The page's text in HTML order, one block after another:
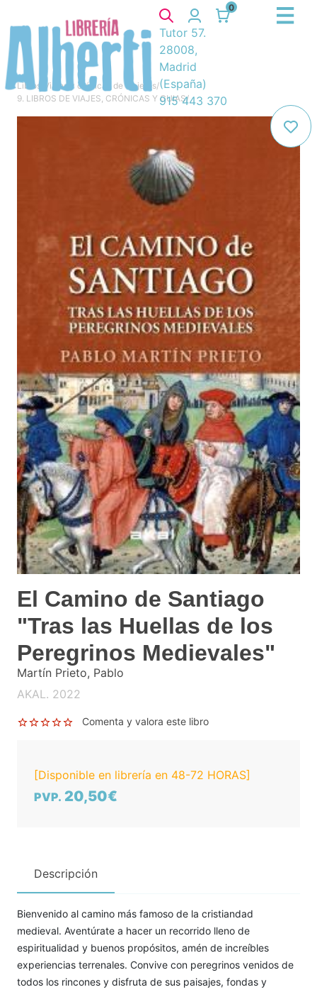
0
Tutor 57.
28008,
Madrid
(España)
915 443 370
Libros Viajes y crónicas de viajeros/
9. LIBROS DE VIAJES, CRÓNICAS Y GUIAS/
El Camino de Santiago
"Tras las Huellas de los
Peregrinos Medievales"
Martín Prieto, Pablo
AKAL. 2022
Comenta y valora este libro
[Disponible en librería en 48-72 HORAS]
PVP. 20,50€
Descripción
Bienvenido al camino más famoso de la cristiandad
medieval. Aventúrate a hacer un recorrido lleno de
espiritualidad y buenos propósitos, amén de increíbles
experiencias terrenales. Convive con peregrinos venidos de
todos los rincones y disfruta de sus paisajes, fondas y